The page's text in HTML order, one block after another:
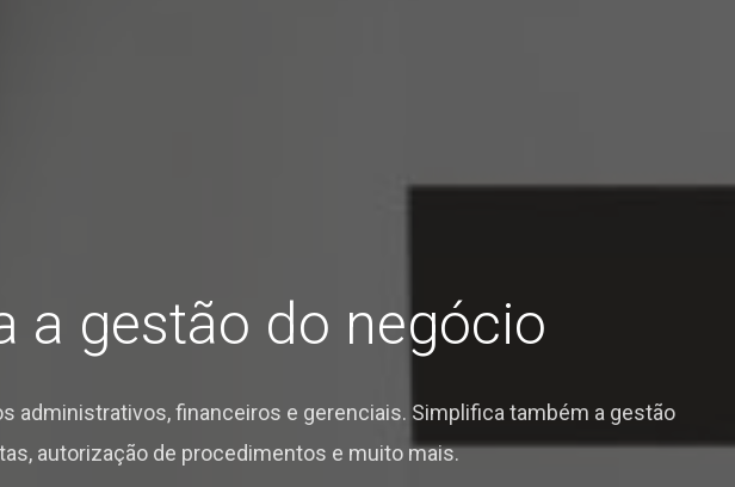
a gestão do negócio
administrativos, financeiros e gerenciais. Simplifica também a gestão
autorização de procedimentos e muito mais.